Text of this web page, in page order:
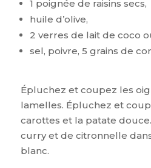
1 poignée de raisins secs,
huile d’olive,
2 verres de lait de coco
sel, poivre, 5 grains de
Épluchez et coupez les
lamelles. Épluchez et
carottes et la patate
curry et de citronnelle
blanc.